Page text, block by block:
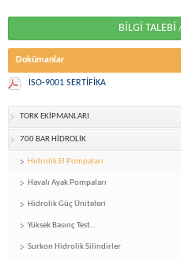
BİLGİ TALEBİ
Dokümanlar
ISO-9001 SERTİFİKA
TORK EKİPMANLARI
700 BAR HİDROLİK
Hidrolik El Pompaları
Havalı Ayak Pompaları
Hidrolik Güç Üniteleri
Yüksek Basınç Test...
Surkon Hidrolik Silindirler